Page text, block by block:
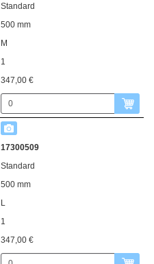
Standard
500 mm
M
1
347,00 €
17300509
Standard
500 mm
L
1
347,00 €